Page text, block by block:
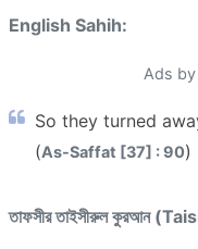
English Sahih:
Ads
So they turned
(As-Saffat [37] : 90)
তাফসীর তাইসীরুল কুরআন